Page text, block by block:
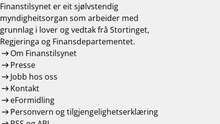
Finanstilsynet er eit sjølvstendig
myndigheitsorgan som arbeider med
grunnlag i lover og vedtak frå Stortinget,
Regjeringa og Finansdepartementet.
Om Finanstilsynet
Presse
Jobb hos oss
Kontakt
eFormidling
Personvern og tilgjengelighetserklæring